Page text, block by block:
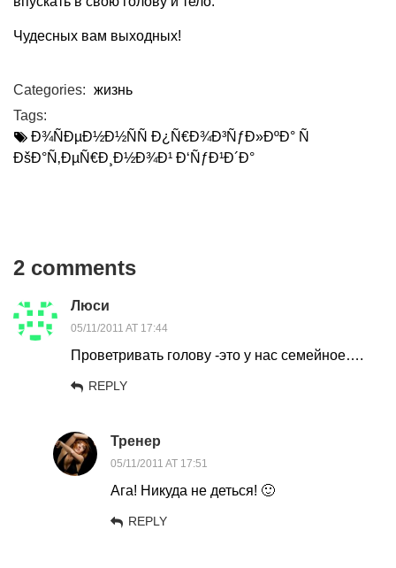
Чудесных вам выходных!
Categories: жизнь
Tags:
Ð¾ÑÐµÐ½Ð½ÑÑ Ð¿Ñ€Ð¾Ð³ÑƒÐ»ÐºÐ° Ñ
ÐšÐ°Ñ‚ÐµÑ€Ð¸Ð½Ð¾Ð¹ Ð‘ÑƒÐ¹Ð´Ð°
2 comments
Люси
05/11/2011 AT 17:44
Проветривать голову -это у нас семейное….
REPLY
Тренер
05/11/2011 AT 17:51
Ага! Никуда не деться! 🙂
REPLY